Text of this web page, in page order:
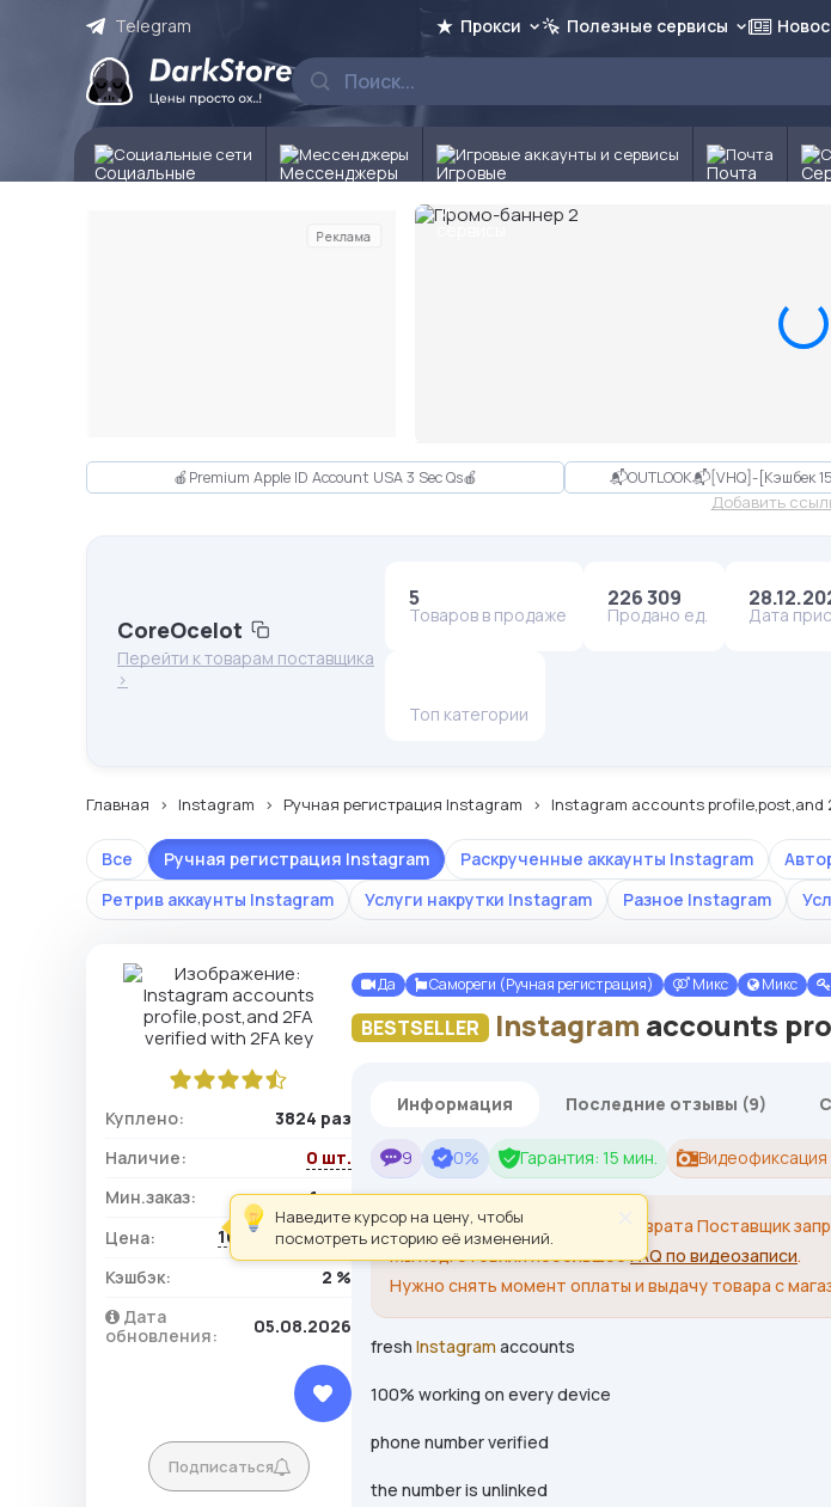
Telegram Прокси Полезные сервисы
Социальные сети Мессенджеры Игровые аккаунты и сервисы Почта
Реклама
🍎Premium Apple ID Account USA 3 Sec Qs🍎 📬OUTLOOK📬[VHQ]-[Кэшбек
Добавить
CoreOcelot
Перейти к товарам поставщика
>
5
Товаров в продаже
226 309
Продано ед. Дата
Топ категории
Главная Instagram Ручная регистрация Instagram Instagram accounts profile,post,and
Все Ручная регистрация Instagram Раскрученные аккаунты Instagram
Ретрив аккаунты Instagram
Услуги накрутки Instagram Разное Instagram
Куплено:
3824 раз
Наличие:
0 шт.
Мин.заказ:
1 шт.
Цена:
10,88 ₽ / шт.
Кэшбэк:
2 %
Дата
обновления:
05.08.2026
Подписаться
Да Самореги (Ручная регистрация) Микс Микс
BESTSELLER Instagram accounts
Информация Последние отзывы (9)
9 0% Гарантия: 15 мин. Видеофиксация
Для произведения замены/возврата Поставщик
Мы подготовили небольшоеFAQ по видеозаписи.
Нужно снять момент оплаты и выдачу товара с
fresh Instagram accounts
100% working on every device
phone number verified
the number is unlinked
Наведите курсор на цену, чтобы
посмотреть историю её изменений.